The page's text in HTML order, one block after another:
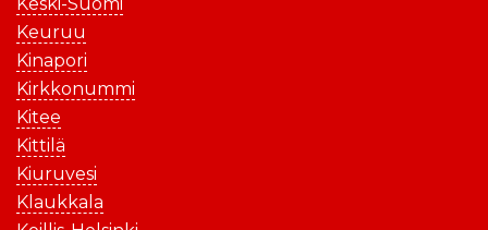
Keuruu
Kinapori
Kirkkonummi
Kitee
Kittilä
Kiuruvesi
Klaukkala